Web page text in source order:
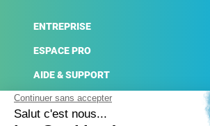
ENTREPRISE
ESPACE PRO
AIDE & SUPPORT
ACTUALITÉS